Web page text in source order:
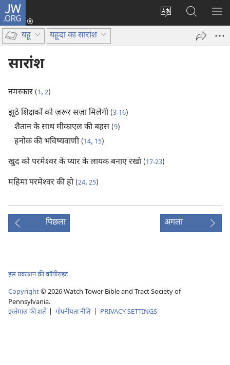
JW.ORG
वेबसाइट
लॉग-
इन
JW.ORG
खोजें
मैन्यू
यहू यहूदा का सारांश
सारांश
नमस्कार (1, 2)
झूठे शिक्षकों को ज़रूर सज़ा मिलेगी (3-16)
शैतान के साथ मीकाएल की बहस (9)
हनोक की भविष्यवाणी (14, 15)
खुद को परमेश्‍वर के प्यार के लायक बनाए रखो (17-23)
महिमा परमेश्‍वर की हो (24, 25)
पिछला अगला
इस प्रकाशन की कॉपीराइट
Copyright© 2026 Watch Tower Bible and Tract Society of
Pennsylvania.
इस्तेमाल की शर्तें| गोपनीयता नीति| PRIVACY SETTINGS